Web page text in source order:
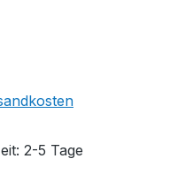
2-5 Tage